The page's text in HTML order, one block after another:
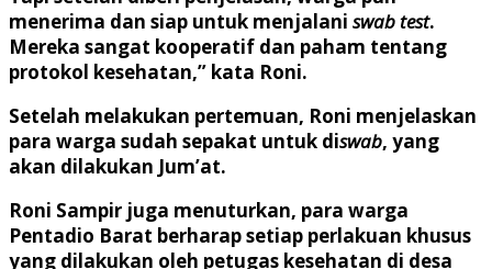
menerima dan siap untuk menjalani swab test.
Mereka sangat kooperatif dan paham tentang
protokol kesehatan,” kata Roni.
Setelah melakukan pertemuan, Roni menjelaskan
para warga sudah sepakat untuk diswab, yang
akan dilakukan Jum’at.
Roni Sampir juga menuturkan, para warga
Pentadio Barat berharap setiap perlakuan khusus
yang dilakukan oleh petugas kesehatan di desa